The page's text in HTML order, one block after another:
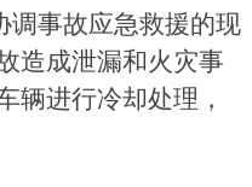
调事故应急救援的现
造成泄漏和火灾事
辆进行冷却处理，